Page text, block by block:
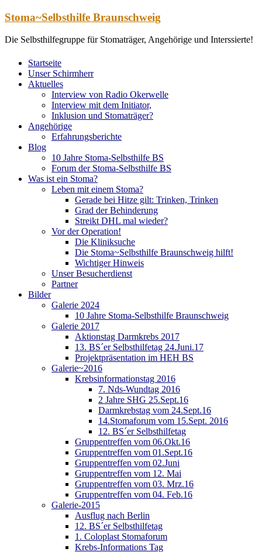
Zum
springen
Stoma~Selbsthilfe Braunschweig
Die Selbsthilfegruppe für Stomaträger, Angehörige und Interssierte!
Startseite
Unser Schirmherr
Aktuelles
Interview von Radio Okerwelle
Interview mit dem Initiator,
Inklusion und Stomaträger?
Angehörige
Erfahrungsberichte
Blog
10 Jahre Stoma-Selbsthilfe BS
Forum der Stoma-Selbsthilfe BS
Was ist ein Stoma?
Leben mit einem Stoma?
Gerade bei Hitze gilt: Trinken, Trinken
Grad der Behinderung
Streikt DHL mal wieder?
Vor der Operation!
Die Kliniksuche
Die Stoma~Selbsthilfe Braunschweig hilft!
Wichtiger Hinweis
Unser Besucherdienst
Partner
Bilder
Galerie 2024
10 Jahre Stoma-Selbsthilfe Braunschweig
Galerie 2017
Aktionstag Darmkrebs 2017
13. BS´er Selbsthilfetag 24.Juni.17
Projektpräsentation im HEH BS
Galerie~2016
Krebsinformationstag 2016
7. Nds-Wundtag 2016
2 Jahre SHG 25.Sept.16
Darmkrebstag vom 24.Sept.16
14.Stomaforum vom 15.Sept. 2016
12. BS´er Selbsthilfetag
Gruppentreffen vom 06.Okt.16
Gruppentreffen vom 01.Sept.16
Gruppentreffen vom 02.Juni
Gruppentreffen vom 12. Mai
Gruppentreffen vom 03. Mrz.16
Gruppentreffen vom 04. Feb.16
Galerie-2015
Ausflug nach Berlin
12. BS´er Selbsthilfetag
1. Coloplast Stomaforum
Krebs-Informations Tag